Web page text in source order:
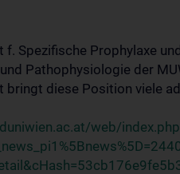
f. Spezifische Prophylaxe
und Pathophysiologie der
bringt diese Position viele
web/